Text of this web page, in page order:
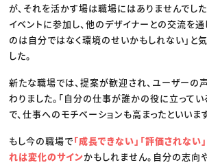
が、それを活かす場は職場にはありませんでした
イベントに参加し、他のデザイナーとの交流を通
のは自分ではなく環境のせいかもしれない」と
した。
新たな職場では、提案が歓迎され、ユーザーの
わりました。「自分の仕事が誰かの役に立ってい
で、仕事へのモチベーションも高まったといいます
もし今の職場で「成長できない」「評価されない
れは変化のサインかもしれません。自分の志